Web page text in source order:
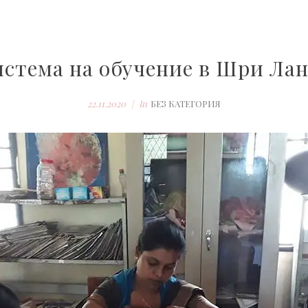
на обучение в Шри
22.11.2020 In БЕЗ КАТЕГОРИЯ